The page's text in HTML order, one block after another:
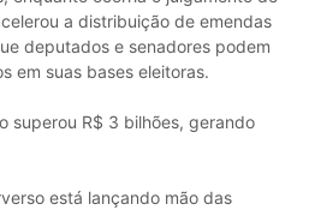
a distribuição de emendas
deputados e senadores podem
em suas bases eleitoras.
superou R$ 3 bilhões, gerando
está lançando mão das